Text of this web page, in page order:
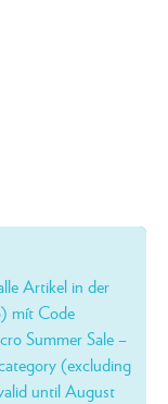
Artikel in der
mít Code
Summer Sale –
(excluding
until August